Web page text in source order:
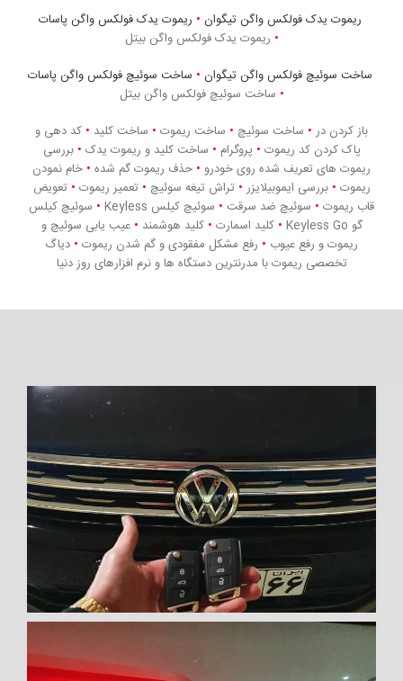
ریموت یدک فولکس واگن تیگوان • ریموت یدک فولکس واگن پاسات
• ریموت یدک فولکس واگن بیتل
ساخت سوئیچ فولکس واگن تیگوان • ساخت سوئیچ فولکس واگن پاسات
• ساخت سوئیچ فولکس واگن بیتل
باز کردن در • ساخت سوئیچ • ساخت ریموت • ساخت کلید • کد دهی و
پاک کردن کد ریموت • پروگرام • ساخت کلید و ریموت یدک • بررسی
ریموت های تعریف شده روی خودرو • حذف ریموت گم شده • خام نمودن
ریموت • بررسی ایموبیلایزر • تراش تیغه سوئیچ • تعمیر ریموت • تعویض
قاب ریموت • سوئیچ ضد سرقت • سوئیچ کیلس Keyless • سوئیچ کیلس
گو Keyless Go
• کلید اسمارت • کلید هوشمند • عیب یابی سوئیچ و
ریموت و رفع عیوب • رفع مشکل مفقودی و گم شدن ریموت • دیاگ
تخصصی ریموت با مدرنترین دستگاه ها و نرم افزارهای روز دنیا